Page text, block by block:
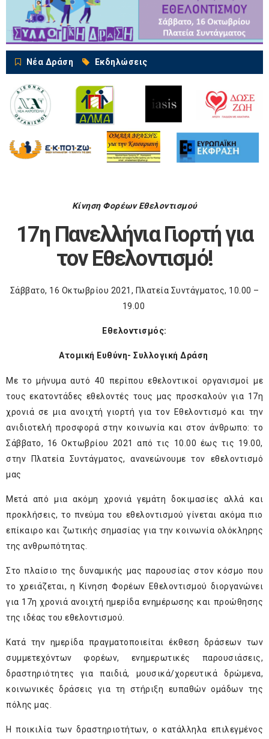
Νέα Δράση Εκδηλώσεις
Κίνηση Φορέων Εθελοντισμού
17η Πανελλήνια Γιορτή για
τον Εθελοντισμό!
Σάββατο, 16 Οκτωβρίου 2021, Πλατεία Συντάγματος, 10.00 –
19.00
Εθελοντισμός:
Ατομική Ευθύνη- Συλλογική Δράση
Με το μήνυμα αυτό 40 περίπου εθελοντικοί οργανισμοί με
τους εκατοντάδες εθελοντές τους μας προσκαλούν για 17η
χρονιά σε μια ανοιχτή γιορτή για τον Εθελοντισμό και την
ανιδιοτελή προσφορά στην κοινωνία και στον άνθρωπο: το
Σάββατο, 16 Οκτωβρίου 2021 από τις 10.00 έως τις 19.00,
στην Πλατεία Συντάγματος, ανανεώνουμε τον εθελοντισμό
μας
Μετά από μια ακόμη χρονιά γεμάτη δοκιμασίες αλλά και
προκλήσεις, το πνεύμα του εθελοντισμού γίνεται ακόμα πιο
επίκαιρο και ζωτικής σημασίας για την κοινωνία ολόκληρης
της ανθρωπότητας.
Στο πλαίσιο της δυναμικής μας παρουσίας στον κόσμο που
το χρειάζεται, η Κίνηση Φορέων Εθελοντισμού διοργανώνει
για 17η χρονιά ανοιχτή ημερίδα ενημέρωσης και προώθησης
της ιδέας του εθελοντισμού.
Κατά την ημερίδα πραγματοποιείται έκθεση δράσεων των
συμμετεχόντων φορέων, ενημερωτικές παρουσιάσεις,
δραστηριότητες για παιδιά, μουσικά/χορευτικά δρώμενα,
κοινωνικές δράσεις για τη στήριξη ευπαθών ομάδων της
πόλης μας.
Η ποικιλία των δραστηριοτήτων, ο κατάλληλα επιλεγμένος